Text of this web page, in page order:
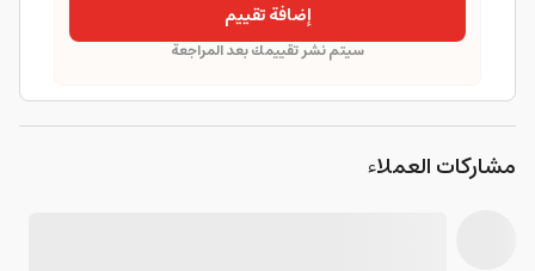
إضافة تقييم
سيتم نشر تقييمك بعد المراجعة
مشاركات العملاء